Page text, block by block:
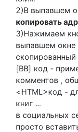
2)В выпавшем
копировать
3)Нажимаем
выпавшем окне
скопированный
[BB] код -
комментов ,
<HTML>код -
книг ...
в социальных
просто